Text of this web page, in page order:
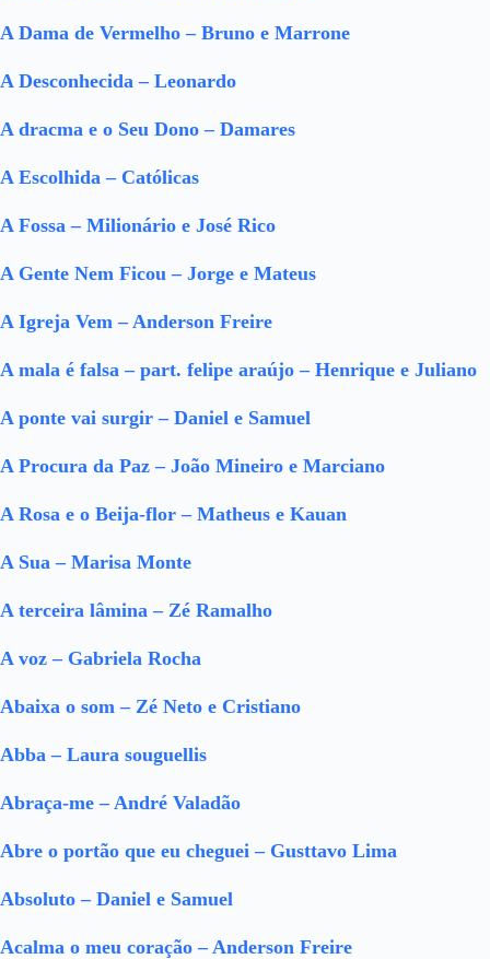
A Dama de Vermelho – Bruno e Marrone
A Desconhecida – Leonardo
A dracma e o Seu Dono – Damares
A Escolhida – Católicas
A Fossa – Milionário e José Rico
A Gente Nem Ficou – Jorge e Mateus
A Igreja Vem – Anderson Freire
A mala é falsa – part. felipe araújo – Henrique e Juliano
A ponte vai surgir – Daniel e Samuel
A Procura da Paz – João Mineiro e Marciano
A Rosa e o Beija-flor – Matheus e Kauan
A Sua – Marisa Monte
A terceira lâmina – Zé Ramalho
A voz – Gabriela Rocha
Abaixa o som – Zé Neto e Cristiano
Abba – Laura souguellis
Abraça-me – André Valadão
Abre o portão que eu cheguei – Gusttavo Lima
Absoluto – Daniel e Samuel
Acalma o meu coração – Anderson Freire